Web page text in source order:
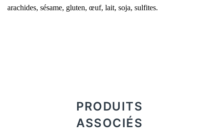
arachides, sésame, gluten, œuf, lait, soja, sulfites.
PRODUITS
ASSOCIÉS